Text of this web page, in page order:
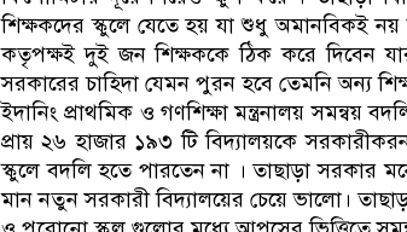
শিক্ষকদের স্কুলে যেতে হয় যা শুধু অমানবিকই নয়
কতৃপক্ষই দুই জন শিক্ষককে ঠিক করে দিবেন
সরকারের চাহিদা যেমন পুরন হবে তেমনি অন্য
ইদানিং প্রাথমিক ও গণশিক্ষা মন্ত্রনালয় সমন্বয়
প্রায় ২৬ হাজার ১৯৩ টি বিদ্যালয়কে
স্কুলে বদলি হতে পারতেন না । তাছাড়া সরকার
মান নতুন সরকারী বিদ্যালয়ের চেয়ে ভালো।